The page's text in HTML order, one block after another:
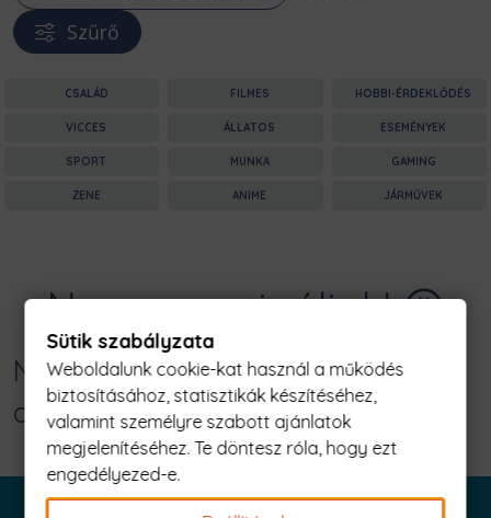
Szűrő
CSALÁD FILMES HOBBI-ÉRDEKLŐDÉS
VICCES ÁLLATOS ESEMÉNYEK
SPORT MUNKA GAMING
ZENE ANIME JÁRMŰVEK
Nagyon sajnáljuk! 😥
Nincs találat erre: "democracy is so
overrated Férfi Póló"
Sütik szabályzata
Weboldalunk cookie-kat használ a működés
biztosításához, statisztikák készítéséhez,
valamint személyre szabott ajánlatok
megjelenítéséhez. Te döntesz róla, hogy ezt
engedélyezed-e.